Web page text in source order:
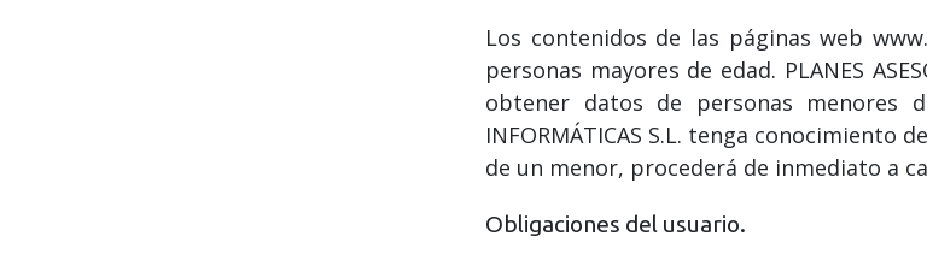
Los contenidos de las páginas web
personas mayores de edad. PLANES
obtener datos de personas menores de
INFORMÁTICAS S.L. tenga conocimiento
de un menor, procederá de inmediato a
Obligaciones del usuario.